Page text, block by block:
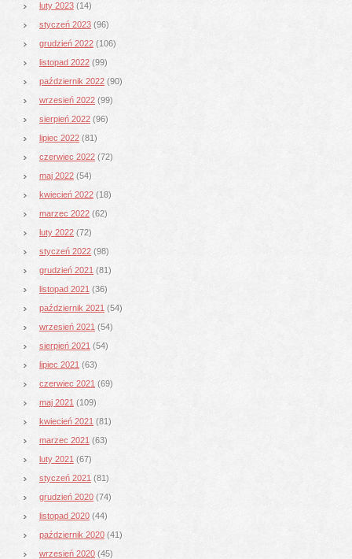
luty 2023 (14)
styczeń 2023 (96)
grudzień 2022 (106)
listopad 2022 (99)
październik 2022 (90)
wrzesień 2022 (99)
sierpień 2022 (96)
lipiec 2022 (81)
czerwiec 2022 (72)
maj 2022 (54)
kwiecień 2022 (18)
marzec 2022 (62)
luty 2022 (72)
styczeń 2022 (98)
grudzień 2021 (81)
listopad 2021 (36)
październik 2021 (54)
wrzesień 2021 (54)
sierpień 2021 (54)
lipiec 2021 (63)
czerwiec 2021 (69)
maj 2021 (109)
kwiecień 2021 (81)
marzec 2021 (63)
luty 2021 (67)
styczeń 2021 (81)
grudzień 2020 (74)
listopad 2020 (44)
październik 2020 (41)
wrzesień 2020 (45)